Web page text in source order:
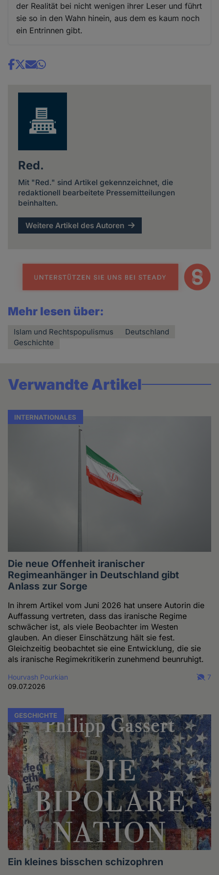
der Realität bei nicht wenigen ihrer Leser und führt
sie so in den Wahn hinein, aus dem es kaum noch
ein Entrinnen gibt.
Share
Red.
Mit "Red." sind Artikel gekennzeichnet, die
redaktionell bearbeitete Pressemitteilungen
beinhalten.
Weitere Artikel des Autoren
Mehr lesen über:
Islam und Rechtspopulismus
Deutschland
Geschichte
Verwandte Artikel
INTERNATIONALES
Die neue Offenheit iranischer
Regimeanhänger in Deutschland gibt
Anlass zur Sorge
In ihrem Artikel vom Juni 2026 hat unsere Autorin die
Auffassung vertreten, dass das iranische Regime
schwächer ist, als viele Beobachter im Westen
glauben. An dieser Einschätzung hält sie fest.
Gleichzeitig beobachtet sie eine Entwicklung, die sie
als iranische Regimekritikerin zunehmend beunruhigt.
Hourvash Pourkian
09.07.2026
7
GESCHICHTE
Ein kleines bisschen schizophren